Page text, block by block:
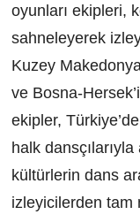
oyunları ekipleri,
sahneleyerek
Kuzey
ve Bosna-
ekipler,
halk
kültürlerin dans
izleyicilerden tam